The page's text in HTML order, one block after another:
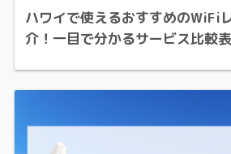
ハワイで使えるおすすめのWiFi
介！一目で分かるサービス比較